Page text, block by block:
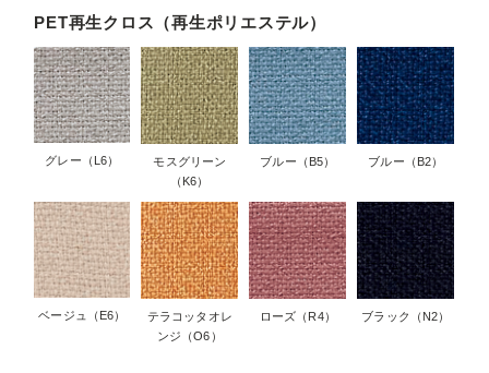
PET再生クロス（再生ポリエステル）
グレー（L6）
モスグリーン
（K6）
ブルー（B5） ブルー（B2）
ベージュ（E6）
テラコッタオレ
ンジ（O6）
ローズ（R4） ブラック（N2）